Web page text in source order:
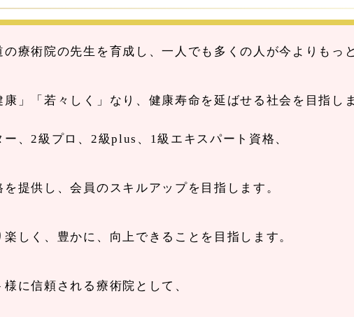
の療術院の先生を育成し、一人でも多くの人が今よりもっ
康」「若々しく」なり、健康寿命を延ばせる社会を目指し
ー、2級プロ、2級plus、1級エキスパート資格、
提供し、会員のスキルアップを目指します。
しく、豊かに、向上できることを目指します。
様に信頼される療術院として、